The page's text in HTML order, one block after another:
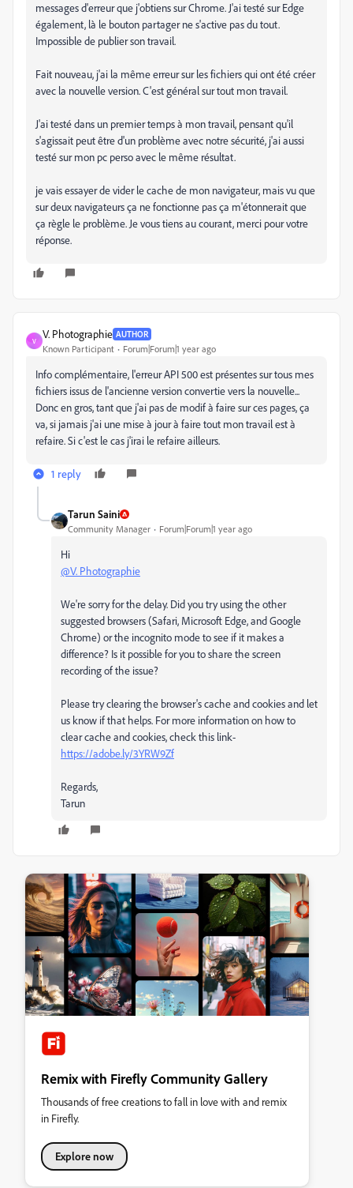
messages d'erreur que j'obtiens sur Chrome. J'ai testé sur Edge
également, là le bouton partager ne s'active pas du tout.
Impossible de publier son travail.
Fait nouveau, j'ai la même erreur sur les fichiers qui ont été créer
avec la nouvelle version. C'est général sur tout mon travail.
J'ai testé dans un premier temps à mon travail, pensant qu'il
s'agissait peut être d'un problème avec notre sécurité, j'ai aussi
testé sur mon pc perso avec le même résultat.
je vais essayer de vider le cache de mon navigateur, mais vu que
sur deux navigateurs ça ne fonctionne pas ça m'étonnerait que
ça règle le problème. Je vous tiens au courant, merci pour votre
réponse.
V
V. Photographie AUTHOR
Known Participant Forum|Forum|1 year ago
Info complémentaire, l'erreur API 500 est présentes sur tous mes
fichiers issus de l'ancienne version convertie vers la nouvelle...
Donc en gros, tant que j'ai pas de modif à faire sur ces pages, ça
va, si jamais j'ai une mise à jour à faire tout mon travail est à
refaire. Si c'est le cas j'irai le refaire ailleurs.
1 reply
Tarun Saini
Community Manager Forum|Forum|1 year ago
Hi
@V. Photographie
We're sorry for the delay. Did you try using the other
suggested browsers (Safari, Microsoft Edge, and Google
Chrome) or the incognito mode to see if it makes a
difference? Is it possible for you to share the screen
recording of the issue?
Please try clearing the browser's cache and cookies and let
us know if that helps. For more information on how to
clear cache and cookies, check this link-
https://adobe.ly/3YRW9Zf
Regards,
Tarun
Remix with Firefly Community Gallery
Thousands of free creations to fall in love with and remix
in Firefly.
Explore now